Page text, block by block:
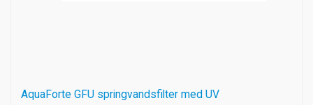
AquaForte GFU springvandsfilter med UV